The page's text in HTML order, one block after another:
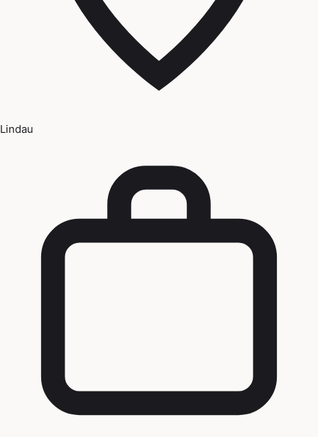
Lindau